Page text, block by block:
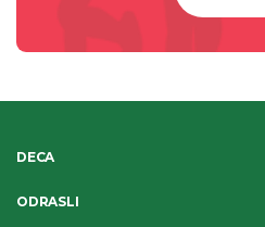
DECA
ODRASLI